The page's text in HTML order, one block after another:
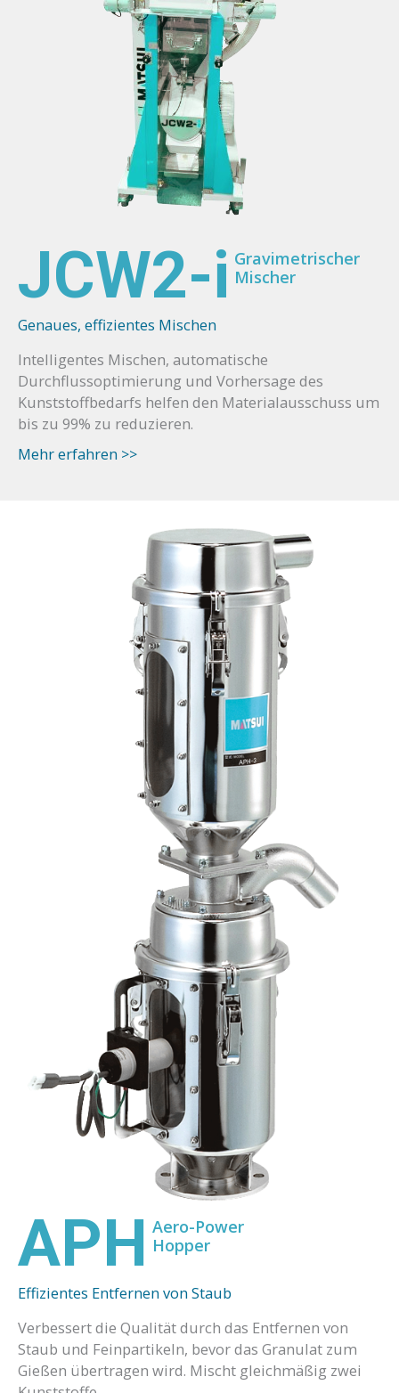
JCW2-i Gravimetrischer
Mischer
Genaues, effizientes Mischen
Intelligentes Mischen, automatische
Durchflussoptimierung und Vorhersage des
Kunststoffbedarfs helfen den Materialausschuss um
bis zu 99% zu reduzieren.
Mehr erfahren >>
APH Aero-Power
Hopper
Effizientes Entfernen von Staub
Verbessert die Qualität durch das Entfernen von
Staub und Feinpartikeln, bevor das Granulat zum
Gießen übertragen wird. Mischt gleichmäßig zwei